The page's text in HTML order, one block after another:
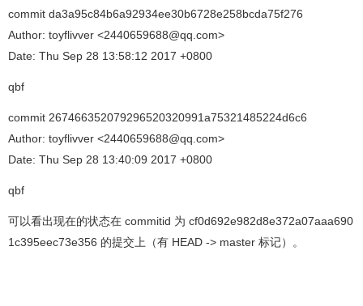
commit da3a95c84b6a92934ee30b6728e258bcda75f276
Author: toyflivver <2440659688@qq.com>
Date: Thu Sep 28 13:58:12 2017 +0800
qbf
commit 267466352079296520320991a75321485224d6c6
Author: toyflivver <2440659688@qq.com>
Date: Thu Sep 28 13:40:09 2017 +0800
qbf
可以看出现在的状态在 commitid 为 cf0d692e982d8e372a07aaa690
1c395eec73e356 的提交上（有 HEAD -> master 标记）。